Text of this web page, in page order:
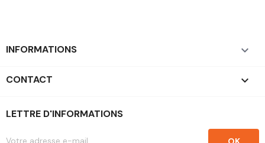
INFORMATIONS 
CONTACT keyboard_arrow_down
LETTRE D'INFORMATIONS